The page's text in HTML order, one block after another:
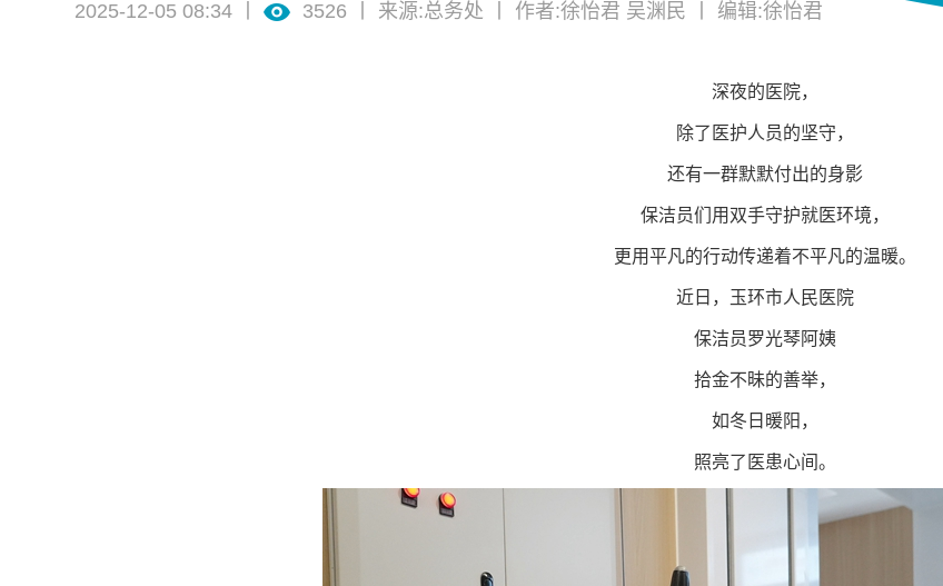
2025-12-05 08:34 丨 3526 丨 来源:总务处 丨 作者:徐怡君 吴渊民 丨 编辑:徐怡君
深夜的医院，
除了医护人员的坚守，
还有一群默默付出的身影
保洁员们用双手守护就医环境，
更用平凡的行动传递着不平凡的温暖。
近日，玉环市人民医院
保洁员罗光琴阿姨
拾金不昧的善举，
如冬日暖阳，
照亮了医患心间。